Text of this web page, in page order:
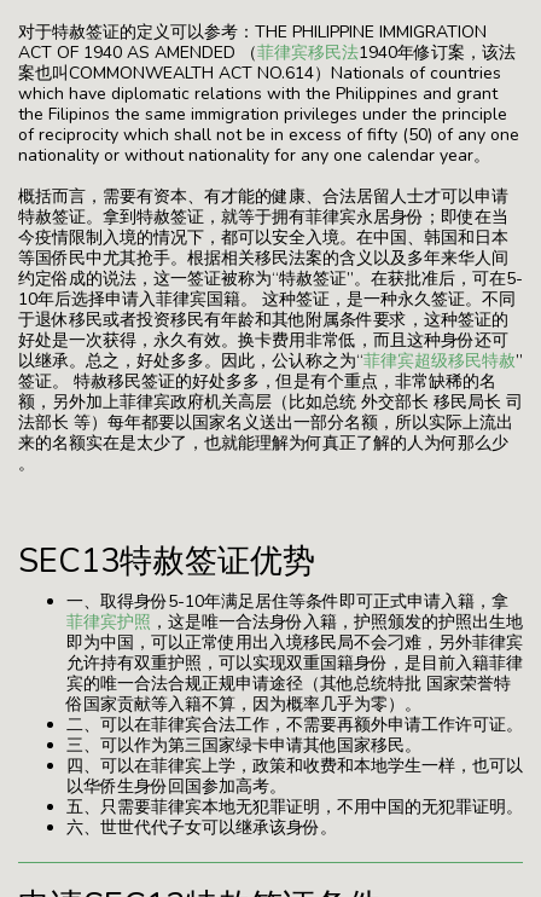
对于特赦签证的定义可以参考：THE PHILIPPINE IMMIGRATION
ACT OF 1940 AS AMENDED （菲律宾移民法1940年修订案，该法
案也叫COMMONWEALTH ACT NO.614）Nationals of countries
which have diplomatic relations with the Philippines and grant
the Filipinos the same immigration privileges under the principle
of reciprocity which shall not be in excess of fifty (50) of any one
nationality or without nationality for any one calendar year。
概括而言，需要有资本、有才能的健康、合法居留人士才可以申请
特赦签证。拿到特赦签证，就等于拥有菲律宾永居身份；即使在当
今疫情限制入境的情况下，都可以安全入境。在中国、韩国和日本
等国侨民中尤其抢手。根据相关移民法案的含义以及多年来华人间
约定俗成的说法，这一签证被称为“特赦签证”。在获批准后，可在5-
10年后选择申请入菲律宾国籍。 这种签证，是一种永久签证。不同
于退休移民或者投资移民有年龄和其他附属条件要求，这种签证的
好处是一次获得，永久有效。换卡费用非常低，而且这种身份还可
以继承。总之，好处多多。因此，公认称之为“菲律宾超级移民特赦”
签证。 特赦移民签证的好处多多，但是有个重点，非常缺稀的名
额，另外加上菲律宾政府机关高层（比如总统 外交部长 移民局长 司
法部长 等）每年都要以国家名义送出一部分名额，所以实际上流出
来的名额实在是太少了，也就能理解为何真正了解的人为何那么少
。
SEC13特赦签证优势
一、取得身份5-10年满足居住等条件即可正式申请入籍，拿
菲律宾护照 ，这是唯一合法身份入籍，护照颁发的护照出生地
即为中国，可以正常使用出入境移民局不会刁难，另外菲律宾
允许持有双重护照，可以实现双重国籍身份，是目前入籍菲律
宾的唯一合法合规正规申请途径（其他总统特批 国家荣誉特
俗国家贡献等入籍不算，因为概率几乎为零）。
二、可以在菲律宾合法工作，不需要再额外申请工作许可证。
三、可以作为第三国家绿卡申请其他国家移民。
四、可以在菲律宾上学，政策和收费和本地学生一样，也可以
以华侨生身份回国参加高考。
五、只需要菲律宾本地无犯罪证明，不用中国的无犯罪证明。
六、世世代代子女可以继承该身份。